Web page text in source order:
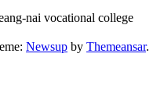
nai vocational college
Newsup by Themeansar.